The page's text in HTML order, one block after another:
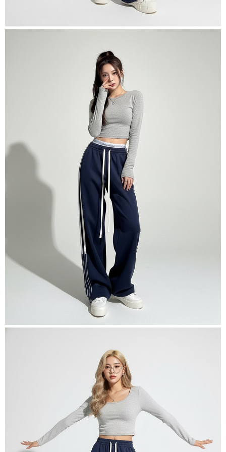
【Panduan Penggunaan Pembayaran Ansuran Gogo】
mudah alih boleh segera menggunakan tanpa perlu memohon lagi.
2. Pilihan kaedah pembayaran "Pembayaran Ansuran Gogo", selepas
pesanan ditubuhkan, akan secara automatik dialihkan ke proses
transaksi Gogo, selepas pengesahan nombor telefon, pilih bilangan
ansuran yang diingini, tarikh akhir pembayaran, dan setelah
mengesahkan pembayaran, transaksi akan selesai.
3. Jumlah kelulusan sebenar, bilangan ansuran dan jumlah bayaran
adalah berdasarkan halaman pengesahan transaksi seterusnya.
4. Dalam masa 30 minit selepas pesanan ditubuhkan, jika tidak pergi
untuk mengesahkan transaksi atau jika tidak lulus semakan, pesanan
akan dibatalkan secara automatik. Jika terdapat situasi "pindah untuk
semakan khusus" yang tidak lulus, ini menunjukkan bahawa sistem
penilaian tidak mencukupi, tiada penjelasan mengenai kandungan
penilaian boleh diberikan.
【Penerangan Kaedah Pembayaran】
1. Pembayaran ansuran tidak digabungkan dalam bil telekomunikasi,
"Pembayaran Ansuran Gogo" akan menghantar SMS peringatan
pembayaran selepas tarikh penyelesaian bulanan.
2. Melalui pautan SMS untuk membuka bil, anda boleh memilih untuk
membayar melalui "Kod bar kedai serbaneka / Kedai rasmi Taiwan
Mobile / Pemindahan bank / Pembayaran J街口 / iPASS MONEY" dan
【Nota Penting】
1. Perkhidmatan ini disediakan oleh "Taiwan Mobile Co., Ltd." untuk
membolehkan pengguna membeli produk atau perkhidmatan melalui
perkhidmatan ini semasa transaksi, dan kedai akan menyerahkan hak
tuntutan harga jual/beli ansuran kepada syarikat ini untuk membayar bil
menggunakan bil syarikat ini.
2. Berdasarkan tujuan kontrak persetujuan pembayaran menggunakan
"Pembayaran Ansuran Gogo", kedai akan memberikan maklumat peribadi
semakan dan pembetulan data yang diperlukan untuk bil ansuran oleh
3. Sila baca syarat perkhidmatan pengguna secara lengkap melalui
pautan berikut: https://oppay.tw/userRule
mempunyai sebarang kebimbangan mengenai pemprosesan dan
peribadi yang disenaraikan seperti di atas akan dikumpul dan digunakan
oleh AFTEE, sila jangan gunakan perkhidmatan ini.